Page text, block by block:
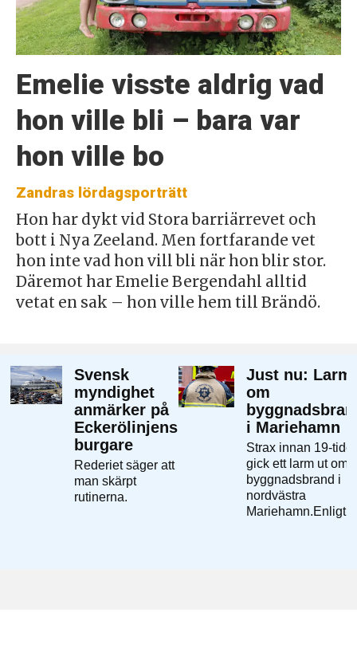
Emelie visste aldrig vad
hon ville bli – bara var
hon ville bo
Zandras lördagsporträtt
Hon har dykt vid Stora barriärrevet och
bott i Nya Zeeland. Men fortfarande vet
hon inte vad hon vill bli när hon blir stor.
Däremot har Emelie Bergendahl alltid
vetat en sak – hon ville hem till Brändö.